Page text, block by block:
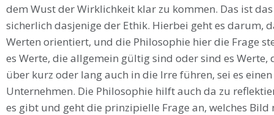
dem Wust der Wirklichkeit klar zu kommen. Das ist
sicherlich dasjenige der Ethik. Hierbei geht es darum,
Werten orientiert, und die Philosophie hier die Frage
es Werte, die allgemein gültig sind oder sind es
über kurz oder lang auch in die Irre führen, sei es
Unternehmen. Die Philosophie hilft auch da zu
es gibt und geht die prinzipielle Frage an, welches